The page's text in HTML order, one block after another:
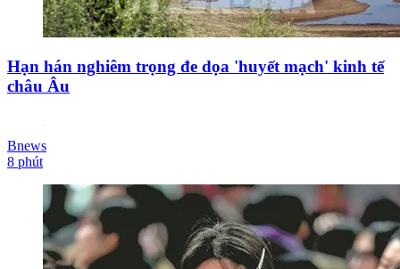
Hạn hán nghiêm trọng đe dọa 'huyết mạch' kinh tế
châu Âu
Bnews
8 phút